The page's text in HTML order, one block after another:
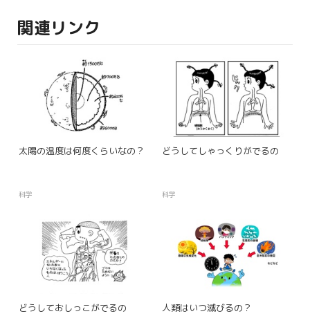
関連リンク
太陽の温度は何度くらいなの？
科学
どうしてしゃっくりがでるの
科学
どうしておしっこがでるの 人類はいつ滅びるの？